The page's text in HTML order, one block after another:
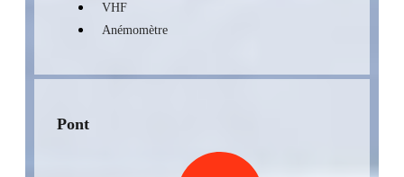
VHF
Anémomètre
Pont